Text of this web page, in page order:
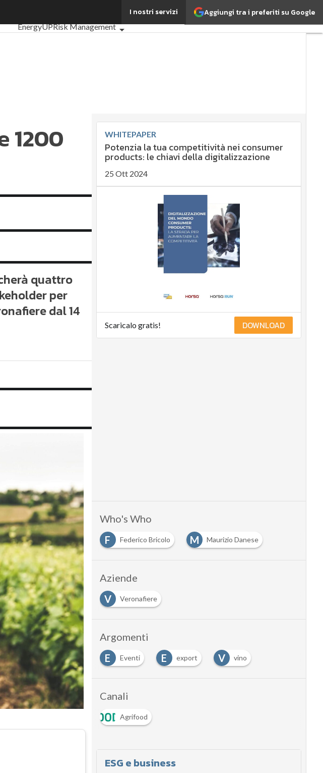
Aggiungi tra i preferiti su Google
I nostri servizi
Agrifood
EnergyUPRisk Management
1200
quattro
per
dal 14
WHITEPAPER
Potenzia la tua competitività nei consumer
products: le chiavi della digitalizzazione
25 Ott 2024
Scaricalo gratis! DOWNLOAD
Who's Who
F
Federico Bricolo M Maurizio Danese
Aziende
V
Veronafiere
Argomenti
E
Eventi E export V vino
Canali
Agrifood
ESG e business